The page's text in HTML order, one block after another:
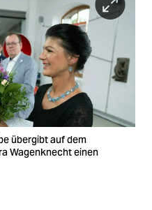
übergibt auf dem
Wagenknecht einen